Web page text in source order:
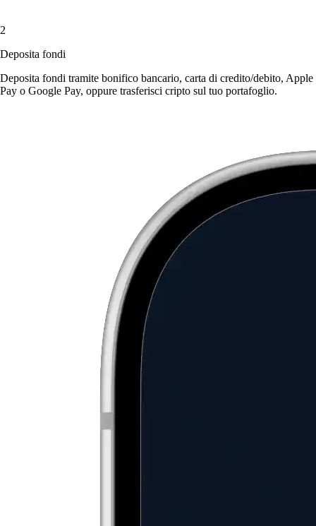
2
Deposita fondi
Deposita fondi tramite bonifico bancario, carta di credito/debito, Apple
Pay o Google Pay, oppure trasferisci cripto sul tuo portafoglio.